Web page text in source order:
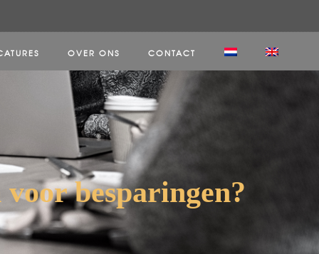
OVER ONS CONTACT
besparingen?